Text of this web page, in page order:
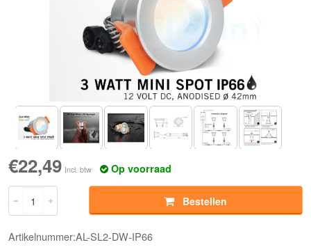
€22,49 Incl. btw Op voorraad
Bestellen
Artikelnummer:AL-SL2-DW-IP66